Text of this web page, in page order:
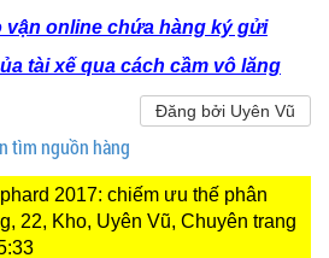
vận online chứa hàng ký gửi
tài xế qua cách cầm vô lăng
Đăng bởi Uyên Vũ
tìm nguồn hàng
2017: chiếm ưu thế phân
22, Kho, Uyên Vũ, Chuyên trang